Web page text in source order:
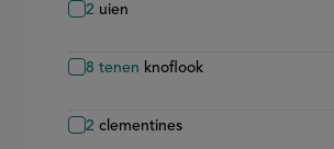
2 uien
8 tenen knoflook
2 clementines